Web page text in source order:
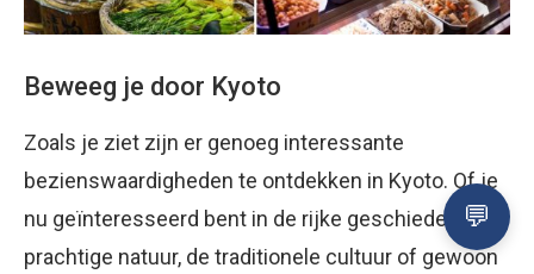
Beweeg je door Kyoto
Zoals je ziet zijn er genoeg interessante
bezienswaardigheden te ontdekken in Kyoto. Of je
nu geïnteresseerd bent in de rijke geschiedenis, de
prachtige natuur, de traditionele cultuur of gewoon